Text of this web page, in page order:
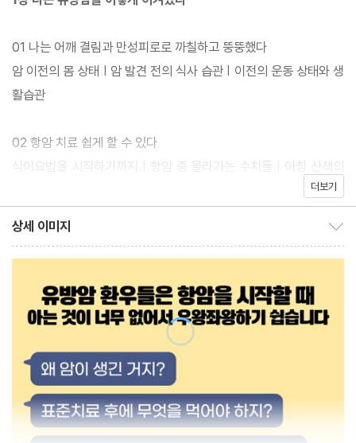
어야 할 책이다. 이 책은 유방암 환자들에게 빠른 치유와 회복의 길
을 제시할 뿐만 아니라, ‘암이 오지 않는 내 몸의 환경 만들기’가 주
내용이므로 건강에 관심 있는 독자에게도 아주 유용하다.
01 나는 어깨 결림과 만성피로로 까칠하고 뚱뚱했다
암 이전의 몸 상태 | 암 발견 전의 식사 습관 | 이전의 운동 상태와 생
활습관
02 항암 치료 쉽게 할 수 있다
식이요법을 시작하기까지 | 항암 중 올라가는 수치들 | 아침 산책의
03 표준치료 기간 중 몸의 반응을 세밀하게 관찰한다
항암 8차, 수술 2번, 방사 28차 때의 몸 상태 | 타목시펜 복용 후 나
타나는 부작용 | 떨어진 체온을 올리는 방법
04 내가 직접 실천한 표준치료 꿀팁과 준비 목록
스스로 항암 식사를 준비했다 | 매일 먹는 야채와 과일 | 항암을 위한
준비 목록
05 표준치료가 끝난 후의 새로운 삶
더보기
상세 이미지